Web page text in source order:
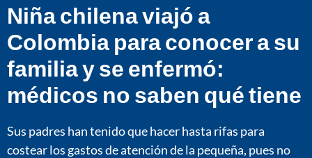
Niña chilena viajó a
Colombia para conocer a su
familia y se enfermó:
médicos no saben qué tiene
Sus padres han tenido que hacer hasta rifas para
costear los gastos de atención de la pequeña, pues no